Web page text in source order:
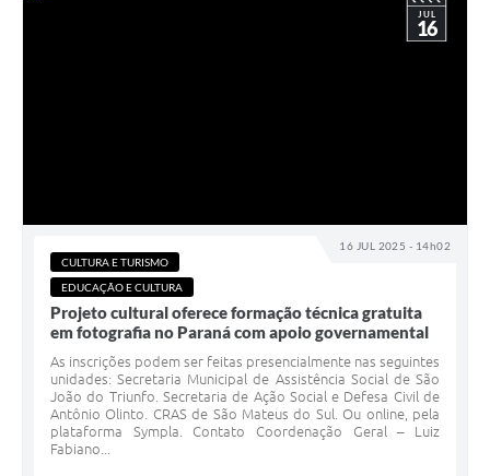
16 JUL 2025 - 14h02
JUL
16
CULTURA E TURISMO
EDUCAÇÃO E CULTURA
Projeto cultural oferece formação técnica gratuita
em fotografia no Paraná com apoio governamental
As inscrições podem ser feitas presencialmente nas seguintes
unidades: Secretaria Municipal de Assistência Social de São
João do Triunfo. Secretaria de Ação Social e Defesa Civil de
Antônio Olinto. CRAS de São Mateus do Sul. Ou online, pela
plataforma Sympla. Contato Coordenação Geral – Luiz
Fabiano...